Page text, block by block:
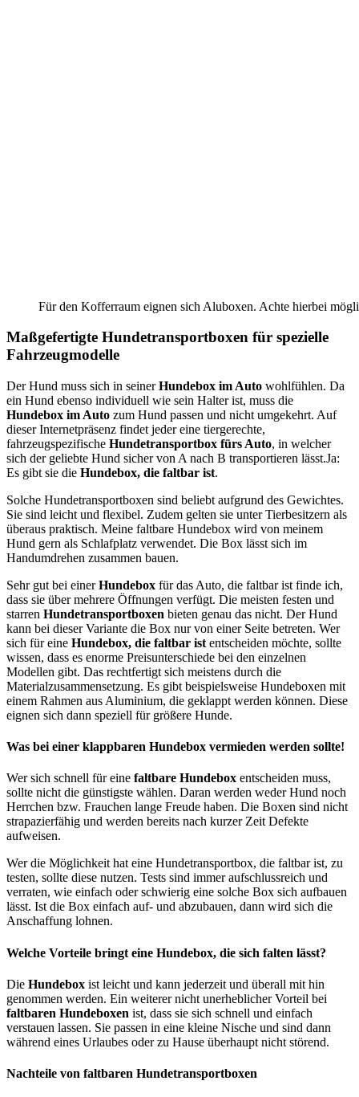
Für den Kofferraum eignen sich Aluboxen. Achte hierbei
Maßgefertigte Hundetransportboxen für spezielle
Fahrzeugmodelle
Der Hund muss sich in seinerHundebox im Auto wohlfühlen. Da
ein Hund ebenso individuell wie sein Halter ist, muss die
Hundebox im Auto zum Hund passen und nicht umgekehrt. Auf
dieser Internetpräsenz findet jeder eine tiergerechte,
fahrzeugspezifische Hundetransportbox fürs Auto, in welcher
sich der geliebte Hund sicher von A nach B transportieren lässt.Ja:
Es gibt sie die Hundebox, die faltbar ist.
Solche Hundetransportboxen sind beliebt aufgrund des Gewichtes.
Sie sind leicht und flexibel. Zudem gelten sie unter Tierbesitzern als
überaus praktisch. Meine faltbare Hundebox wird von meinem
Hund gern als Schlafplatz verwendet. Die Box lässt sich im
Handumdrehen zusammen bauen.
Sehr gut bei einerHundebox für das Auto, die faltbar ist finde ich,
dass sie über mehrere Öffnungen verfügt. Die meisten festen und
starren Hundetransportboxen bieten genau das nicht. Der Hund
kann bei dieser Variante die Box nur von einer Seite betreten. Wer
sich für eine Hundebox, die faltbar ist entscheiden möchte, sollte
wissen, dass es enorme Preisunterschiede bei den einzelnen
Modellen gibt. Das rechtfertigt sich meistens durch die
Materialzusammensetzung. Es gibt beispielsweise Hundeboxen mit
einem Rahmen aus Aluminium, die geklappt werden können. Diese
eignen sich dann speziell für größere Hunde.
Was bei einer klappbaren Hundebox vermieden werden sollte!
Wer sich schnell für eine faltbare Hundebox entscheiden muss,
sollte nicht die günstigste wählen. Daran werden weder Hund noch
Herrchen bzw. Frauchen lange Freude haben. Die Boxen sind nicht
strapazierfähig und werden bereits nach kurzer Zeit Defekte
aufweisen.
Wer die Möglichkeit hat eine Hundetransportbox, die faltbar ist, zu
testen, sollte diese nutzen. Tests sind immer aufschlussreich und
verraten, wie einfach oder schwierig eine solche Box sich aufbauen
lässt. Ist die Box einfach auf- und abzubauen, dann wird sich die
Anschaffung lohnen.
Welche Vorteile bringt eine Hundebox, die sich falten lässt?
Die Hundebox ist leicht und kann jederzeit und überall mit hin
genommen werden. Ein weiterer nicht unerheblicher Vorteil bei
faltbaren Hundeboxen ist, dass sie sich schnell und einfach
verstauen lassen. Sie passen in eine kleine Nische und sind dann
während eines Urlaubes oder zu Hause überhaupt nicht störend.
Nachteile von faltbaren Hundetransportboxen